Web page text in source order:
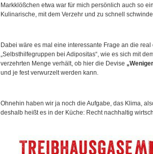
Markklößchen etwa war für mich persönlich auch so
Kulinarische, mit dem Verzehr und zu schnell
Dabei wäre es mal eine interessante Frage an die real
„Selbsthilfegruppen bei Adipositas“, wie es sich mit
verzehrten Menge verhält, ob hier die Devise
und je fest verwurzelt werden kann.
Ohnehin haben wir ja noch die Aufgabe, das Klima,
deshalb heißt es in der Küche: Recht nachhaltig